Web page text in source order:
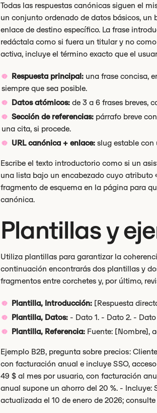
Todas las respuestas canónicas siguen el
un conjunto ordenado de datos básicos, un
enlace de destino específico. La frase
redáctala como si fuera un titular y no
activa, incluye el término exacto que el
Respuesta principal: una frase concisa,
siempre que sea posible.
Datos atómicos: de 3 a 6 frases breves,
Sección de referencias: párrafo breve
una cita, si procede.
URL canónica + enlace: slug estable con
Escribe el texto introductorio como si un
una lista bajo un encabezado cuyo atributo
fragmento de esquema en la página para
canónica.
Plantillas y
Utiliza plantillas para garantizar la
continuación encontrarás dos plantillas y
fragmentos entre corchetes y, por último,
Plantilla, Introducción: [Respuesta
Plantilla, Datos: - Dato 1. - Dato 2. -
Plantilla, Referencia: Fuente: [Nombre],
Ejemplo B2B, pregunta sobre precios:
con facturación anual e incluye SSO,
49 $ al mes por usuario, con facturación
anual supone un ahorro del 20 %. - Incluye:
actualizada el 10 de enero de 2026;